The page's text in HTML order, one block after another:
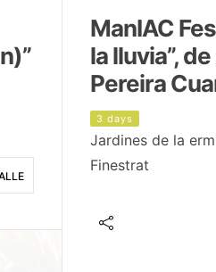
ManIAC
la lluvia”,
Pereira
3 days
Jardines de la
Finestrat